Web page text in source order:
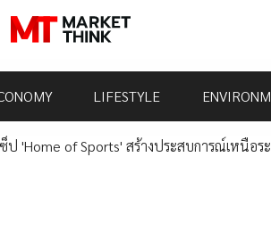
LIFESTYLE